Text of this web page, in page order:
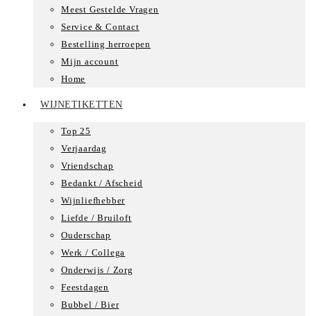
Meest Gestelde Vragen
Service & Contact
Bestelling herroepen
Mijn account
Home
WIJNETIKETTEN
Top 25
Verjaardag
Vriendschap
Bedankt / Afscheid
Wijnliefhebber
Liefde / Bruiloft
Ouderschap
Werk / Collega
Onderwijs / Zorg
Feestdagen
Bubbel / Bier